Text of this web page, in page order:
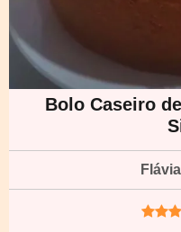
Bolo Caseiro
Flávia